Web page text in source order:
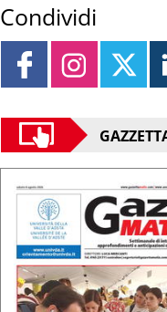
Condividi